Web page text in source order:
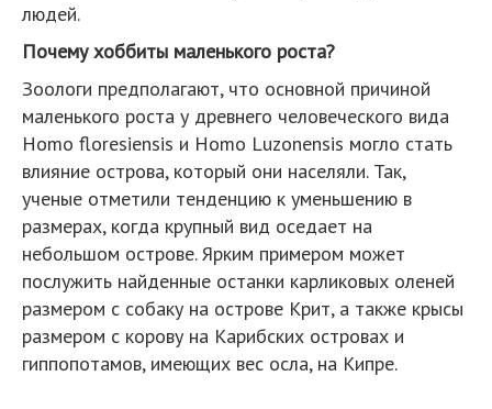
людей.
Почему хоббиты маленького роста?
Зоологи предполагают, что основной причиной
маленького роста у древнего человеческого вида
Homo floresiensis и Homo Luzonensis могло стать
влияние острова, который они населяли. Так,
ученые отметили тенденцию к уменьшению в
размерах, когда крупный вид оседает на
небольшом острове. Ярким примером может
послужить найденные останки карликовых оленей
размером с собаку на острове Крит, а также крысы
размером с корову на Карибских островах и
гиппопотамов, имеющих вес осла, на Кипре.